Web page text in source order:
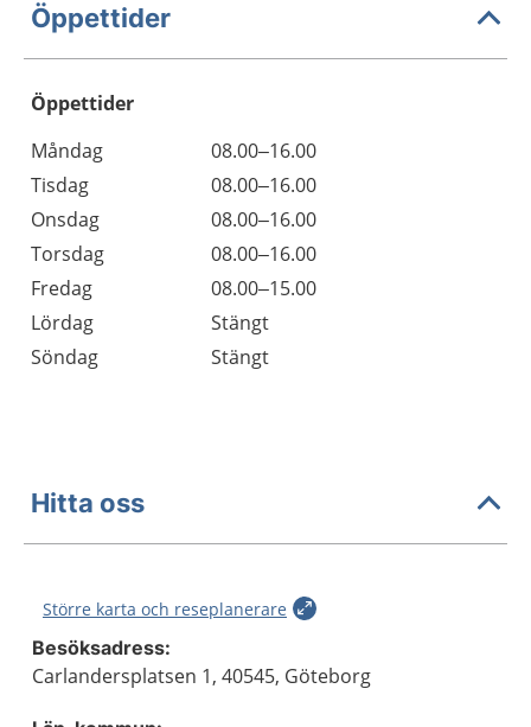
Öppettider
Öppettider
Dag
Öppettider
Kommentarer
Måndag
08.00–16.00
Tisdag
08.00–16.00
Onsdag
08.00–16.00
Torsdag
08.00–16.00
Fredag
08.00–15.00
Lördag
Stängt
Söndag
Stängt
Hitta oss
Större karta och reseplanerare
Besöksadress:
Carlandersplatsen 1, 40545, Göteborg